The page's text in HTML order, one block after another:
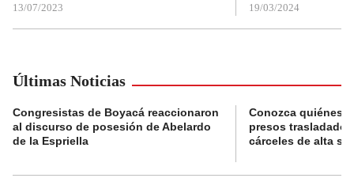
13/07/2023 19/03/2024
Últimas Noticias
Congresistas de Boyacá reaccionaron
al discurso de posesión de Abelardo
de la Espriella
Conozca quiénes
presos
cárceles de alta